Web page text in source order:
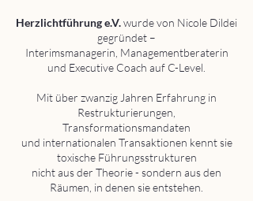
Herzlichtführung e.V.wurde von Nicole Dildei
gegründet –
Interimsmanagerin, Managementberaterin
und Executive Coach auf C-Level.
Mit über zwanzig Jahren Erfahrung in
Restrukturierungen,
Transformationsmandaten
und internationalen Transaktionen kennt sie
toxische Führungsstrukturen
nicht aus der Theorie - sondern aus den
Räumen, in denen sie entstehen.